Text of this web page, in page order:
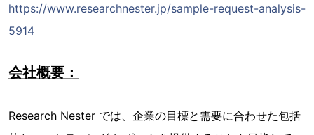
https://www.researchnester.jp/sample-request-analysis-
5914
会社概要：
Research Nester では、企業の目標と需要に合わせた包括